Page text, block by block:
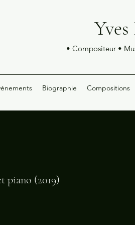
• Compositeur •
Biographie Compositions
piano (2019)